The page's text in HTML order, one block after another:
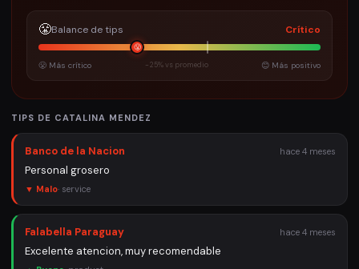
😤Balance de tips Crítico
😤
😤 Más crítico -25% vs promedio 😊 Más positivo
TIPS DE CATALINA MENDEZ
Banco de la Nacion hace 4 meses
Personal grosero
▼ Malo· service
Falabella Paraguay hace 4 meses
Excelente atencion, muy recomendable